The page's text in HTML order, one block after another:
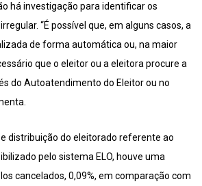
há investigação para identificar os
“É possível que, em alguns casos, a
de forma automática ou, na maior
que o eleitor ou a eleitora procure a
do Autoatendimento do Eleitor ou no
distribuição do eleitorado referente ao
pelo sistema ELO, houve uma
cancelados, 0,09%, em comparação com